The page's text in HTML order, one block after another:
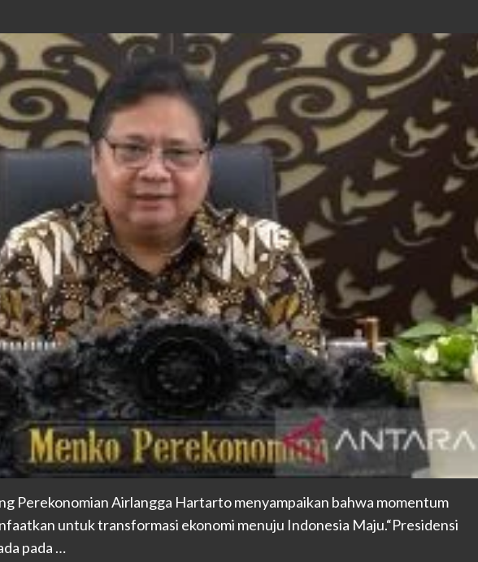
Perekonomian Airlangga Hartarto menyampaikan bahwa momentum
untuk transformasi ekonomi menuju Indonesia Maju.“Presidensi
pada …